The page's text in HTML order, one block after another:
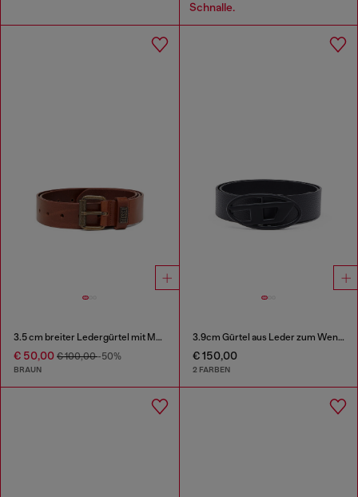
Schnalle.
3.5 cm breiter Ledergürtel mit Marken-Metallschnalle
€ 50,00 € 100,00-50%
BRAUN
3.9cm Gürtel aus Leder zum Wenden
€ 150,00
2 FARBEN